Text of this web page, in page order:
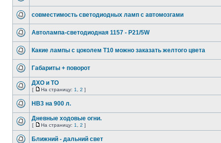
совместимость светодиодных ламп с автомозгами
Автолампа-светодиодная 1157 - P21/5W
Какие лампы с цоколем Т10 можно заказать желтого цвета
Габариты + поворот
ДХО и ТО
[ На страницу: 1 2 ]
HB3 на 900 л.
Дневные ходовые огни.
[ На страницу: 1 2 ]
Ближний - дальний свет